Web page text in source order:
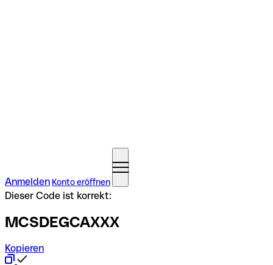
Anmelden Konto eröffnen
Dieser Code ist korrekt:
MCSDEGCAXXX
Kopieren